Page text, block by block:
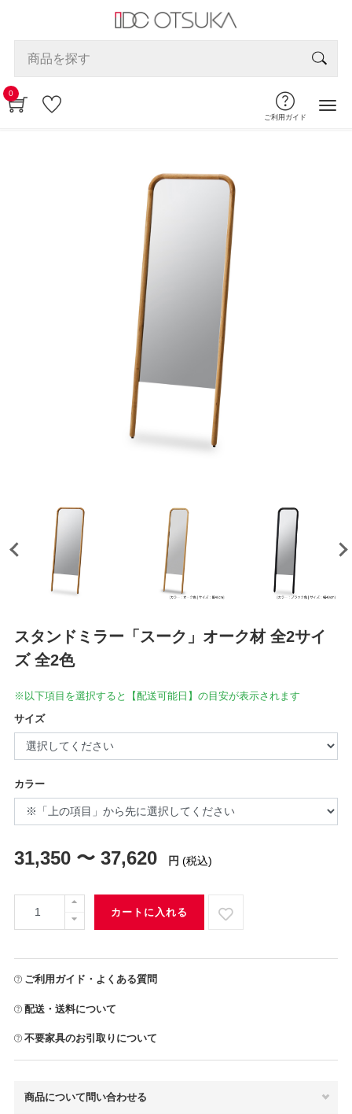
0
ご利用ガイド
スタンドミラー「スーク」オーク材 全2サイ
ズ 全2色
※以下項目を選択すると【配送可能日】の目安が表示されます
サイズ
カラー
31,350 〜 37,620 円 (税込)
カートに入れる
ご利用ガイド・よくある質問
配送・送料について
不要家具のお引取りについて
商品について問い合わせる